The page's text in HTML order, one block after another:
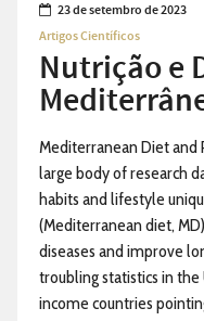
23 de setembro de 2023
Artigos Científicos
Nutrição e
Mediterranean Diet and
large body of research
habits and lifestyle
(Mediterranean diet,
diseases and improve
troubling statistics in
income countries